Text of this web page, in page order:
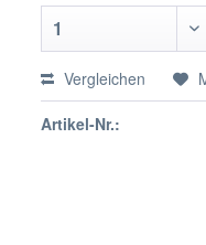
Vergleichen
Artikel-Nr.: